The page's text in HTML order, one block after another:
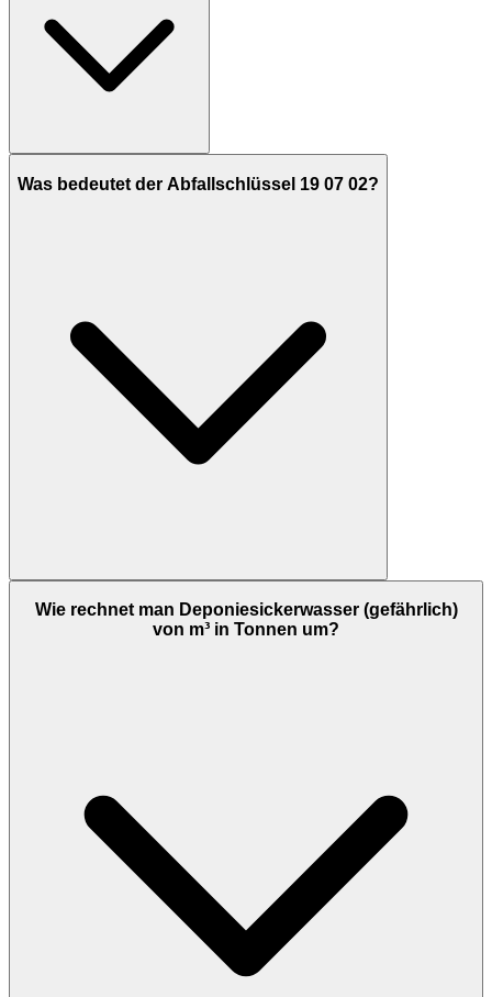
Was bedeutet der Abfallschlüssel 19 07 02?
Wie rechnet man Deponiesickerwasser (gefährlich)
von m³ in Tonnen um?